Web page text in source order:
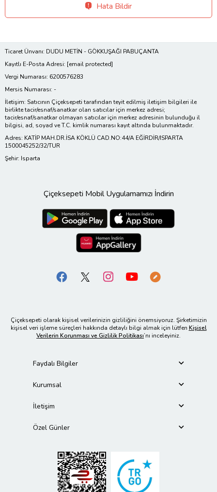
Hata Bildir
Ticaret Ünvanı: DUDU METİN - GÖKKUŞAĞI PABUÇANTA
Kayıtlı E-Posta Adresi: [email protected]
Vergi Numarası: 6200576283
Mersis Numarası: -
İletişim: Satıcının Çiçeksepeti tarafından teyit edilmiş iletişim bilgileri ile
birlikte tacir/esnaf/sanatkar olan satıcılar için merkez adresi;
tacir/esnaf/sanatkar olmayan satıcılar için merkez adresinin bulunduğu il
bilgisi, ad, soyad ve T.C. kimlik numarası kayıt altında bulunmaktadır.
Adres: KATİP MAH.DR.İSA KÖKLÜ CAD.NO:44/A EĞİRDİR/ISPARTA
1500045252/32/TUR
Şehir: Isparta
Çiçeksepeti Mobil Uygulamamızı İndirin
Çiçeksepeti olarak kişisel verilerinizin gizliliğini önemsiyoruz. Şirketimizin
kişisel veri işleme süreçleri hakkında detaylı bilgi almak için lütfen Kişisel
Verilerin Korunması ve Gizlilik Politikası’nı inceleyiniz.
Faydalı Bilgiler
Kurumsal
İletişim
Özel Günler